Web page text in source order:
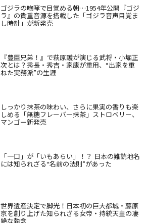
ゴジラの咆哮で目覚める朝…1954年公開『ゴジ
ラ』の貴重音源を搭載した「ゴジラ音声目覚ま
し時計」が新発売
『豊臣兄弟！』で萩原護が演じる武将・小堀正
次とは？秀長・秀吉・家康が重用、“出家を重
ねた実務派”の生涯
しっかり抹茶の味わい、さらに果実の香りも楽
しめる「無糖フレーバー抹茶」ストロベリー、
マンゴー新発売
「一口」が「いもあらい」！？ 日本の難読地名
には知られざる“名前の法則”があった
世界遺産決定で脚光！日本初の巨大都城・藤原
京を創り上げた知られざる女帝・持統天皇の凄
絶な執念